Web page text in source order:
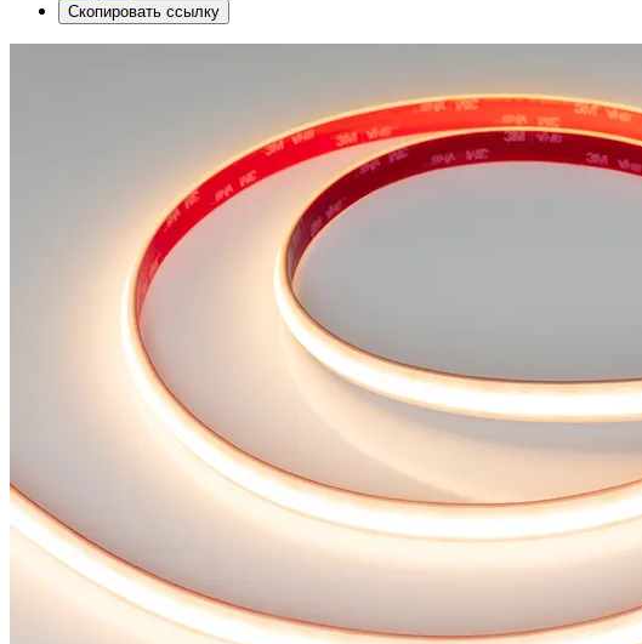
Скопировать ссылку